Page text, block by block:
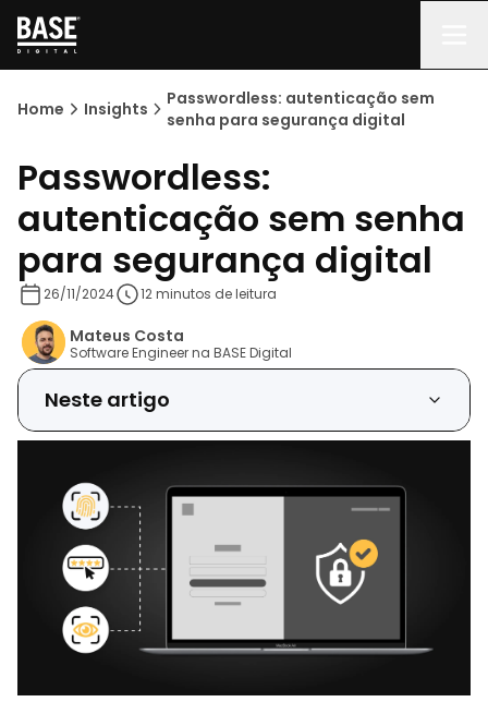
Home Insights
Passwordless: autenticação sem
senha para segurança digital
Passwordless:
autenticação sem senha
para segurança digital
26/11/2024 12 minutos de leitura
Mateus Costa
Software Engineer na BASE Digital
Neste artigo
Digital
Como o passwordless fortalece a segurança
Exemplo 1: Fator de Posse (OTP Multichannel)
Exemplo 2: Fator de Inerência (Biometria
Facial)
Vantagens do uso em plataformas digitais
Para os usuários
Boas práticas para implementação da
tecnologia
Equipe de Governança/Security
Equipe de Produto